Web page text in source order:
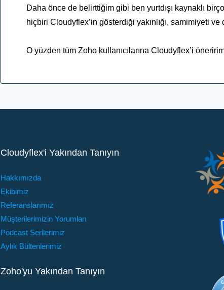
Daha önce de belirttiğim gibi ben yurtdışı kaynaklı
hiçbiri Cloudyflex’in gösterdiği yakınlığı, samimiyeti ve
O yüzden tüm Zoho kullanıcılarına Cloudyflex’i
Cloudyflex'i Yakından Tanıyın
Hakkımızda
Ekibimiz
Referanslarımız
Müşterilerimizin Yorumları
Podcast Serilerimiz
Aylık Bültenlerimiz
Zoho'yu Yakından Tanıyın